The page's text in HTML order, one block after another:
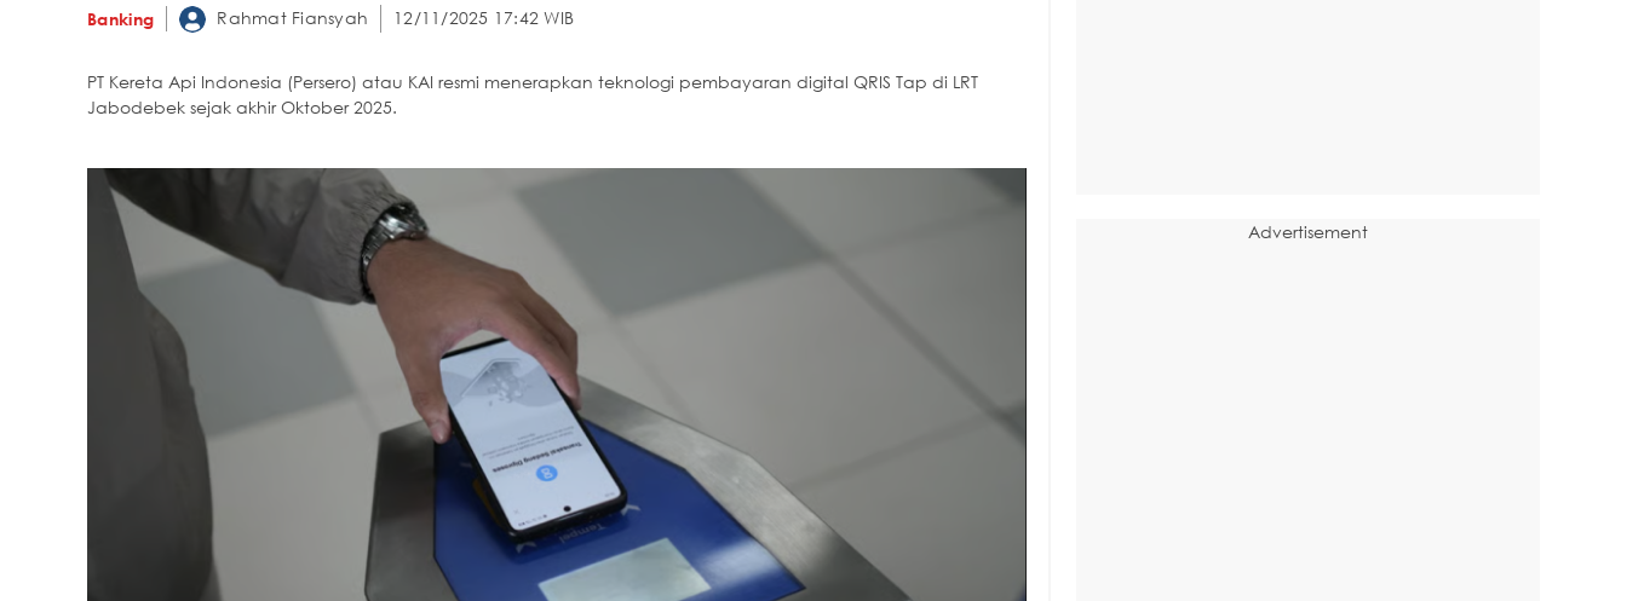
Banking Rahmat Fiansyah 12/11/2025 17:42 WIB
PT Kereta Api Indonesia (Persero) atau KAI resmi menerapkan teknologi pembayaran digital QRIS Tap di LRT
Jabodebek sejak akhir Oktober 2025.
Advertisement